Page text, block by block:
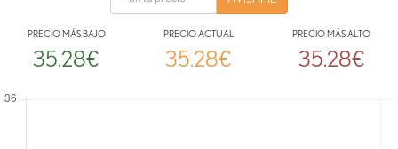
PRECIO MÁS BAJO
35.28€
PRECIO ACTUAL
35.28€
PRECIO MÁS ALTO
35.28€